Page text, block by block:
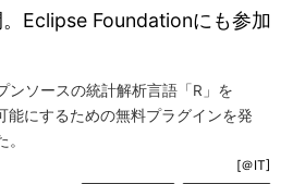
Eclipse Foundationにも参加
ンソースの統計解析言語「R」を
能にするための無料プラグインを発
[＠IT]